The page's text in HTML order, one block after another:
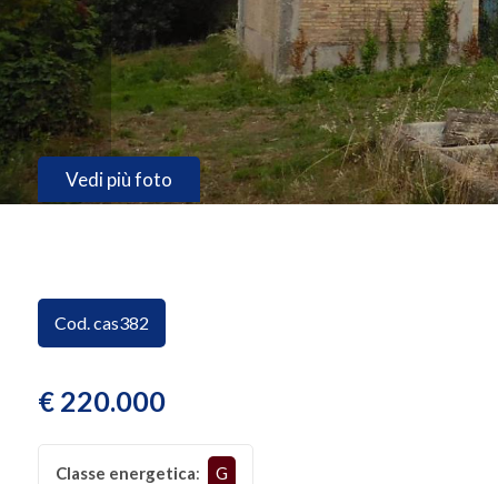
Vedi più foto
Cod. cas382
€ 220.000
Classe energetica: G
CONTATTI
Provincia
Comune
Tipologia